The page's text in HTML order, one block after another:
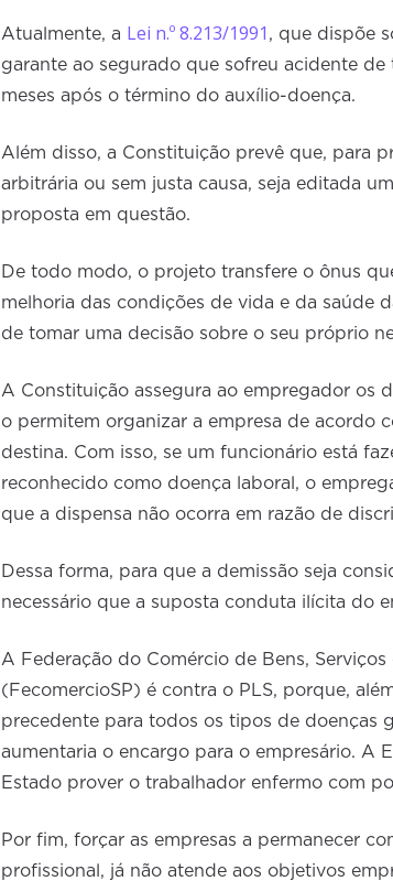
Atualmente, a Lei n.º 8.213/1991 , que dispõe
garante ao segurado que sofreu acidente
meses após o término do auxílio-doença.
Além disso, a Constituição prevê que, para
arbitrária ou sem justa causa, seja editada
proposta em questão.
De todo modo, o projeto transfere o ônus
melhoria das condições de vida e da saúde
de tomar uma decisão sobre o seu próprio
A Constituição assegura ao empregador os
o permitem organizar a empresa de acordo
destina. Com isso, se um funcionário está
reconhecido como doença laboral, o
que a dispensa não ocorra em razão de
Dessa forma, para que a demissão seja
necessário que a suposta conduta ilícita do
A Federação do Comércio de Bens,
(FecomercioSP) é contra o PLS, porque,
precedente para todos os tipos de doenças
aumentaria o encargo para o empresário. A
Estado prover o trabalhador enfermo com
Por fim, forçar as empresas a permanecer
profissional, já não atende aos objetivos